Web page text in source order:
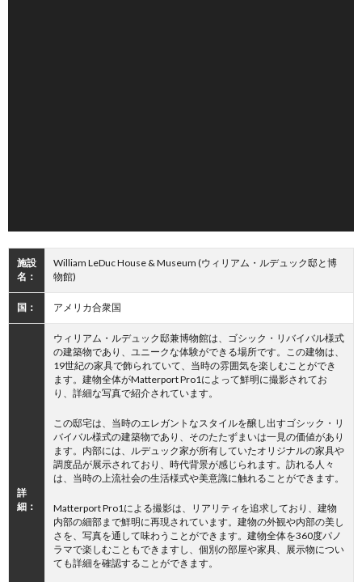
施設
名：
William LeDuc House & Museum (ウィリアム・ルデュック邸と博
物館)
国： アメリカ合衆国
詳
細：
ウィリアム・ルデュック邸兼博物館は、ゴシック・リバイバル様式
の建築物であり、ユニークな体験ができる場所です。この建物は、
19世紀の家具で飾られていて、当時の雰囲気を楽しむことができ
ます。建物全体がMatterport Pro1によって鮮明に撮影されてお
り、詳細な写真で紹介されています。
この邸宅は、当時のエレガントなスタイルを醸し出すゴシック・リ
バイバル様式の建築物であり、そのたたずまいは一見の価値があり
ます。内部には、ルデュック家が所有していたオリジナルの家具や
調度品が展示されており、時代背景が感じられます。訪れる人々
は、当時の上流社会の生活様式や美意識に触れることができます。
Matterport Pro1による撮影は、リアリティを追求しており、建物
内部の細部まで鮮明に再現されています。建物の外観や内部の美し
さを、写真を通して味わうことができます。建物全体を360度パノ
ラマで楽しむこともできますし、個別の部屋や家具、展示物につい
ても詳細を確認することができます。